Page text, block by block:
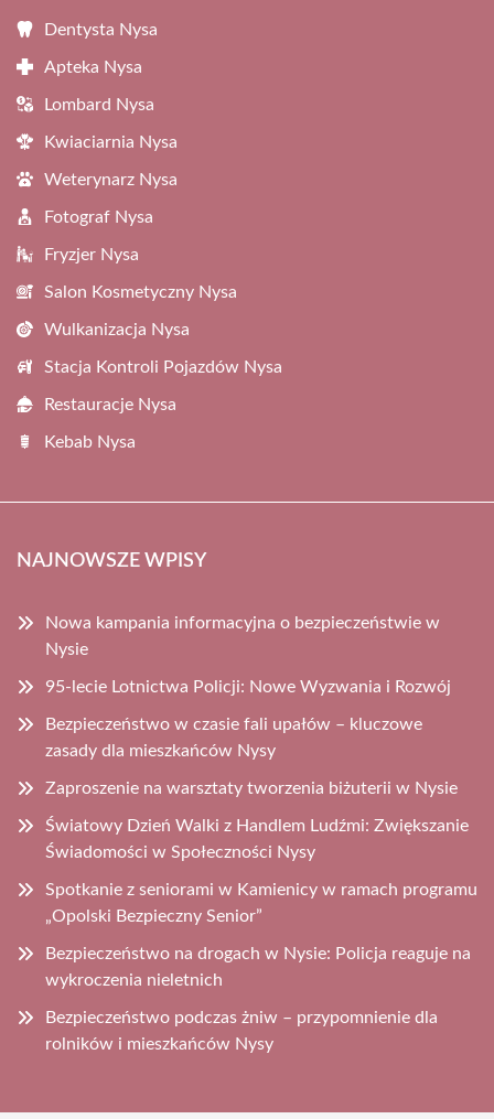
Dentysta Nysa
Apteka Nysa
Lombard Nysa
Kwiaciarnia Nysa
Weterynarz Nysa
Fotograf Nysa
Fryzjer Nysa
Salon Kosmetyczny Nysa
Wulkanizacja Nysa
Stacja Kontroli Pojazdów Nysa
Restauracje Nysa
Kebab Nysa
NAJNOWSZE WPISY
Nowa kampania informacyjna o bezpieczeństwie w
Nysie
95-lecie Lotnictwa Policji: Nowe Wyzwania i Rozwój
Bezpieczeństwo w czasie fali upałów – kluczowe
zasady dla mieszkańców Nysy
Zaproszenie na warsztaty tworzenia biżuterii w Nysie
Światowy Dzień Walki z Handlem Ludźmi: Zwiększanie
Świadomości w Społeczności Nysy
Spotkanie z seniorami w Kamienicy w ramach programu
„Opolski Bezpieczny Senior”
Bezpieczeństwo na drogach w Nysie: Policja reaguje na
wykroczenia nieletnich
Bezpieczeństwo podczas żniw – przypomnienie dla
rolników i mieszkańców Nysy